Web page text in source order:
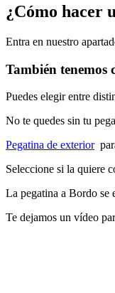
¿Cómo hacer
Entra en nuestro
También tenemos
Puedes elegir entre
No te quedes sin tu
Pegatina de exterior
Seleccione si la quiere
La pegatina a Bordo se
Te dejamos un vídeo